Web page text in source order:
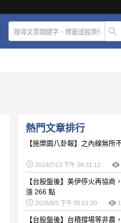
熱門文章排行
【施樂園八卦報】之內線無所
2018/7/13 下午 08:31:12
【台股盤後】美伊停火再協商
漲 266 點
2026/8/3 下午 05:01:20
【台股盤後】台積撐場等非農